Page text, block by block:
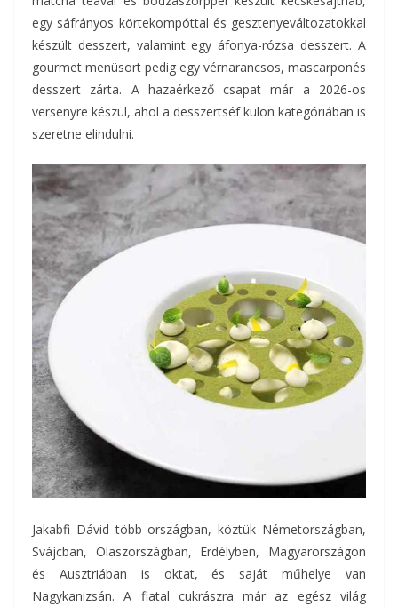
egy sáfrányos körtekompóttal és gesztenyeváltozatokkal
készült desszert, valamint egy áfonya-rózsa desszert. A
gourmet menüsort pedig egy vérnarancsos, mascarponés
desszert zárta. A hazaérkező csapat már a 2026-os
versenyre készül, ahol a desszertséf külön kategóriában is
szeretne elindulni.
Jakabfi Dávid több országban, köztük Németországban,
Svájcban, Olaszországban, Erdélyben, Magyarországon
és Ausztriában is oktat, és saját műhelye van
Nagykanizsán. A fiatal cukrászra már az egész világ